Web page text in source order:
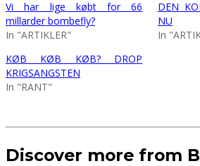
Vi har lige købt for 66
millarder bombefly?
In "ARTIKLER"
DEN
NU
In
KØB KØB KØB? DROP
KRIGSANGSTEN
In "RANT"
Discover more from